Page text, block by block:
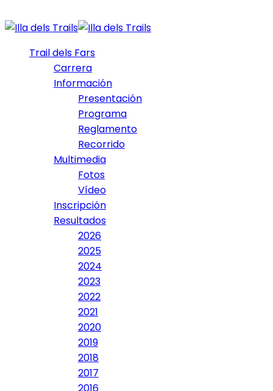
Trail dels Fars
Carrera
Información
Presentación
Programa
Reglamento
Recorrido
Multimedia
Fotos
Vídeo
Inscripción
Resultados
2026
2025
2024
2023
2022
2021
2020
2019
2018
2017